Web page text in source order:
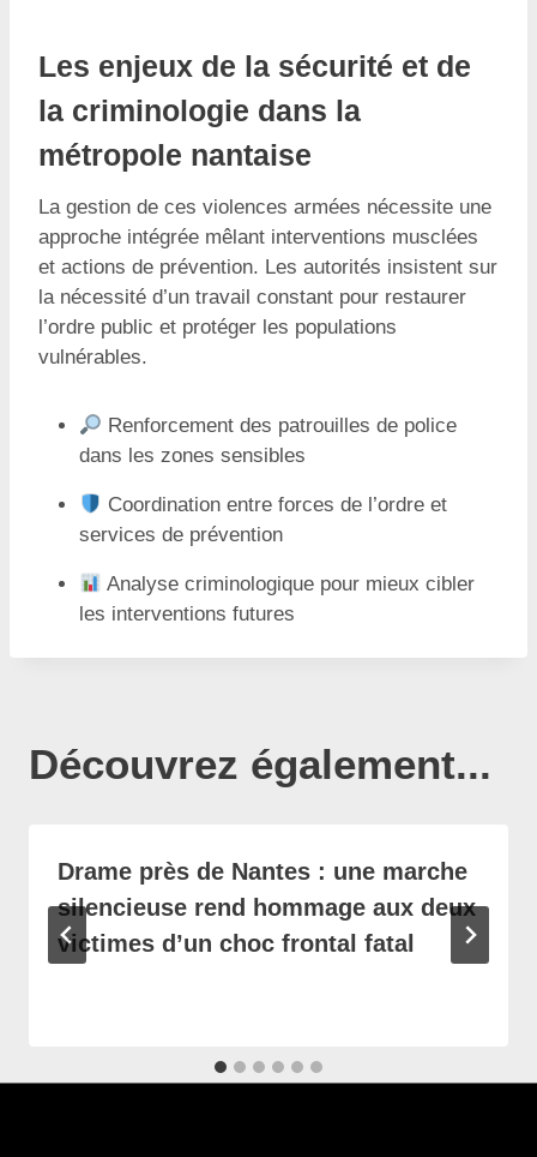
Les enjeux de la sécurité et de
la criminologie dans la
métropole nantaise
La gestion de ces violences armées nécessite une
approche intégrée mêlant interventions musclées
et actions de prévention. Les autorités insistent sur
la nécessité d’un travail constant pour restaurer
l’ordre public et protéger les populations
vulnérables.
Renforcement des patrouilles de police
dans les zones sensibles
Coordination entre forces de l’ordre et
services de prévention
Analyse criminologique pour mieux cibler
les interventions futures
Découvrez également...
Drame près de Nantes : une marche
silencieuse rend hommage aux deux
victimes d’un choc frontal fatal